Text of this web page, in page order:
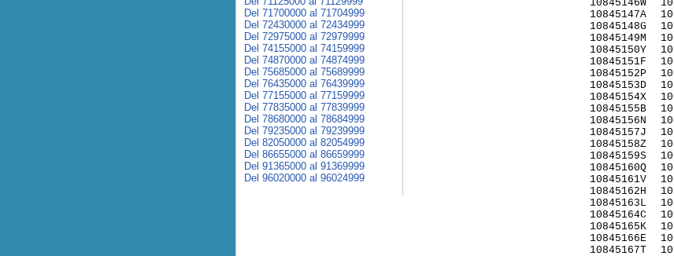
10845146W
10845147A
10845148G
10845149M
10845150Y
10845151F
10845152P
10845153D
10845154X
10845155B
10845156N
10845157J
10845158Z
10845159S
10845160Q
10845161V
10845162H
10845163L
10845164C
10845165K
10845166E
10845167T
Del 71700000 al 71704999
Del 72430000 al 72434999
Del 72975000 al 72979999
Del 74155000 al 74159999
Del 74870000 al 74874999
Del 75685000 al 75689999
Del 76435000 al 76439999
Del 77155000 al 77159999
Del 77835000 al 77839999
Del 78680000 al 78684999
Del 79235000 al 79239999
Del 82050000 al 82054999
Del 86655000 al 86659999
Del 91365000 al 91369999
Del 96020000 al 96024999